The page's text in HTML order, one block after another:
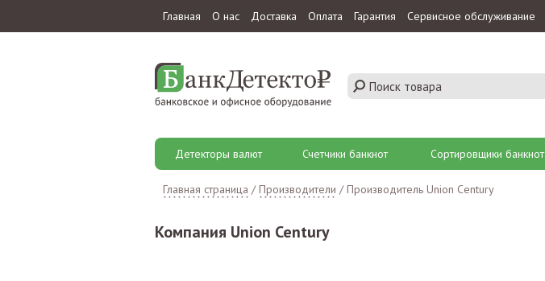
Главная О нас Доставка Оплата Гарантия Сервисное обслуживание
Детекторы валют Счетчики банкнот Сортировщики банкнот
Главная страница /Производители /Производитель Union Century
Компания Union Century